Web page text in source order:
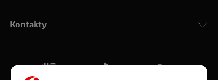
silný signál pro celou domácnost. Kompaktní rozměry 21
Více o COMPAL CH7465VF
Kontakty